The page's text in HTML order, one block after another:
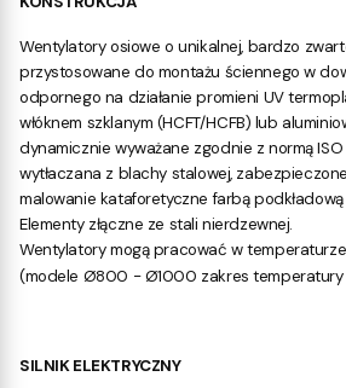
Wentylatory osiowe o unikalnej, bardzo
przystosowane do montażu ściennego w
odpornego na działanie promieni UV
włóknem szklanym (HCFT/HCFB) lub
dynamicznie wyważane zgodnie z normą
wytłaczana z blachy stalowej,
malowanie kataforetyczne farbą
Elementy złączne ze stali nierdzewnej.
Wentylatory mogą pracować w
(modele Ø800 - Ø1000 zakres
SILNIK ELEKTRYCZNY